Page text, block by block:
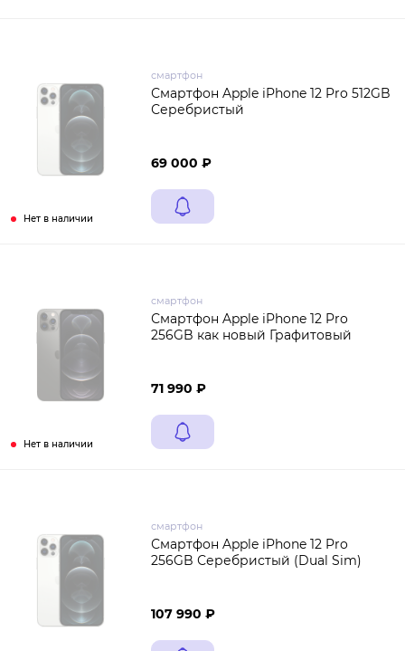
Нет в наличии
смартфон
Смартфон Apple iPhone 12 Pro 512GB
Серебристый
69 000 ₽
Нет в наличии
смартфон
Смартфон Apple iPhone 12 Pro
256GB как новый Графитовый
71 990 ₽
смартфон
Смартфон Apple iPhone 12 Pro
256GB Серебристый (Dual Sim)
107 990 ₽